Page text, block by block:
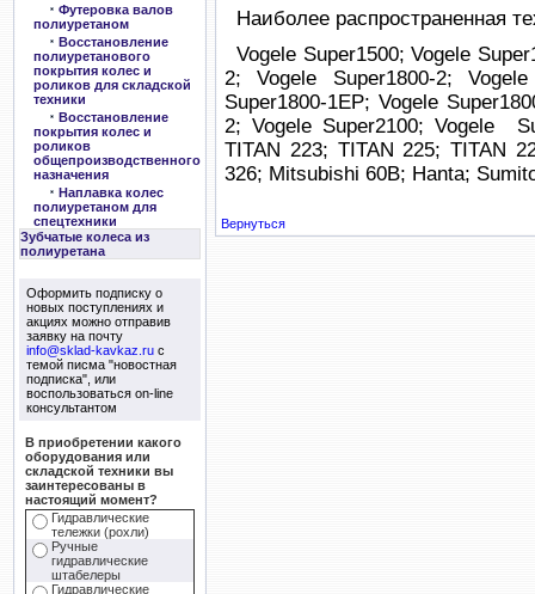
Футеровка валов
полиуретаном
Восстановление
полиуретанового
покрытия колес и
роликов для складской
техники
Восстановление
покрытия колес и
роликов
общепроизводственного
назначения
Наплавка колес
полиуретаном для
спецтехники
Зубчатые колеса из
полиуретана
Оформить подписку о
новых поступлениях и
акциях можно отправив
заявку на почту
info@sklad-kavkaz.ruс
темой писма "новостная
подписка", или
воспользоваться on-line
консультантом
В приобретении какого
оборудования или
складской техники вы
заинтересованы в
настоящий момент?
Гидравлические
тележки (рохли)
Ручные
гидравлические
штабелеры
Гидравлические
Наиболее распространенная
Vogele Super1500; Vogele
2; Vogele Super1800-2;
Super1800-1EP; Vogele
2; Vogele Super2100; Vogele
TITAN 223; TITAN 225; TITAN
326; Mitsubishi 60В; Hanta;
Вернуться